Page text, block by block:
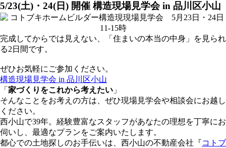
5/23(土)・24(日) 開催 構造現場見学会 in 品川区小山
完成してからでは見えない、「住まいの本当の中身」を見られ
る2日間です。
ぜひお気軽にご参加ください。
構造現場見学会 in 品川区小山
「 家づくりをこれから考えたい 」
そんなことをお考えの方は、ぜひ現場見学会や相談会にお越し
ください。
西小山で39年。経験豊富なスタッフがあなたの理想を丁寧にお
伺いし、最適なプランをご案内いたします。
都心での土地探しのお手伝いは、西小山の不動産会社『コトブ